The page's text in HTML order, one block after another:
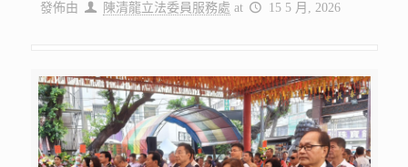
發佈由 陳清龍立法委員服務處 at 15 5 月, 2026